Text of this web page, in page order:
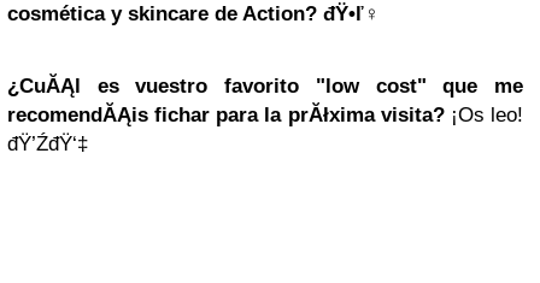
cosmética y skincare de Action? đŸ•ľ️‍♀️
¿CuĂĄl es vuestro favorito "low cost" que me
recomendĂĄis fichar para la prĂłxima visita? ¡Os leo!
đŸ’ŹđŸ‘‡